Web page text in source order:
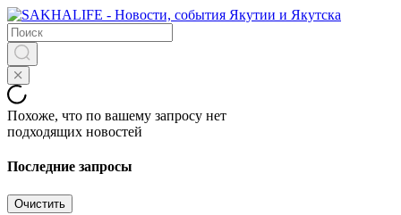
Похоже, что по вашему запросу нет
подходящих новостей
Последние запросы
Очистить